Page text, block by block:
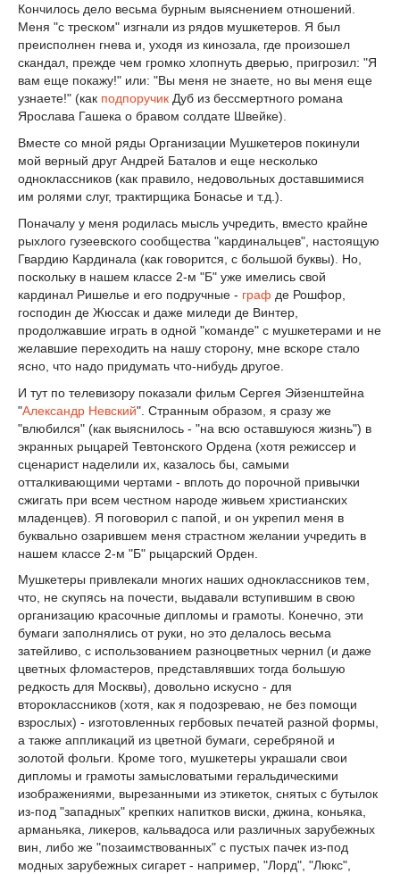
Кончилось дело весьма бурным выяснением отношений.
Меня "с треском" изгнали из рядов мушкетеров. Я был
преисполнен гнева и, уходя из кинозала, где произошел
скандал, прежде чем громко хлопнуть дверью, пригрозил: "Я
вам еще покажу!" или: "Вы меня не знаете, но вы меня еще
узнаете!" (как подпоручик Дуб из бессмертного романа
Ярослава Гашека о бравом солдате Швейке).
Вместе со мной ряды Организации Мушкетеров покинули
мой верный друг Андрей Баталов и еще несколько
одноклассников (как правило, недовольныx доставшимися
им ролями слуг, трактирщика Бонасье и т.д.).
Поначалу у меня родилась мысль учредить, вместо крайне
рыхлого гузеевского сообщества "кардинальцев", настоящую
Гвардию Кардинала (как говорится, с большой буквы). Но,
поскольку в нашем классе 2-м "Б" уже имелись свой
кардинал Ришелье и его подручные - граф де Рошфор,
господин де Жюссак и даже миледи де Винтер,
продолжавшие играть в одной "команде" с мушкетерами и не
желавшие переходить на нашу сторону, мне вскоре стало
ясно, что надо придумать что-нибудь другое.
И тут по телевизору показали фильм Сергея Эйзенштейна
"Александр Невский". Странным образом, я сразу же
"влюбился" (как выяснилось - "на всю оставшуюся жизнь") в
экранных рыцарей Тевтонского Ордена (хотя режиссер и
сценарист наделили их, казалось бы, самыми
отталкивающими чертами - вплоть до порочной привычки
сжигать при всем честном народе живьем христианских
младенцев). Я поговорил с папой, и он укрепил меня в
буквально озарившем меня страстном желании учредить в
нашем классе 2-м "Б" рыцарский Орден.
Мушкетеры привлекали многих наших одноклассников тем,
что, не скупясь на почести, выдавали вступившим в свою
организацию красочные дипломы и грамоты. Конечно, эти
бумаги заполнялись от руки, но это делалось весьма
затейливо, с использованием разноцветных чернил (и даже
цветных фломастеров, представлявших тогда большую
редкость для Москвы), довольно искусно - для
второклассников (хотя, как я подозреваю, не без помощи
взрослых) - изготовленных гербовых печатей разной формы,
а также аппликаций из цветной бумаги, серебряной и
золотой фольги. Кроме того, мушкетеры украшали свои
дипломы и грамоты замысловатыми геральдическими
изображениями, вырезанными из этикеток, снятых с бутылок
из-под "западных" крепких напитков виски, джина, коньяка,
арманьяка, ликеров, кальвадоса или различных зарубежных
вин, либо же "позаимствованных" с пустых пачек из-под
модных зарубежных сигарет - например, "Лорд", "Люкс",